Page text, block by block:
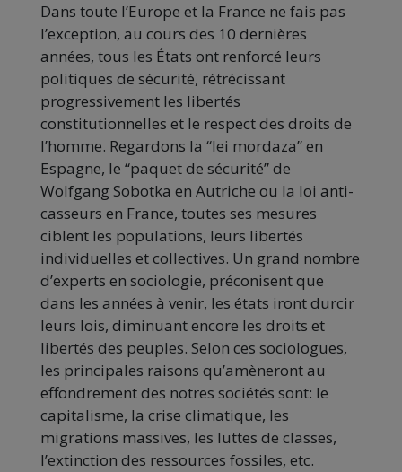
Dans toute l’Europe et la France ne fais pas
l’exception, au cours des 10 dernières
années, tous les États ont renforcé leurs
politiques de sécurité, rétrécissant
progressivement les libertés
constitutionnelles et le respect des droits de
l’homme. Regardons la “lei mordaza” en
Espagne, le “paquet de sécurité” de
WolfgangSobotka en Autriche ou la loi anti-
casseurs en France, toutes ses mesures
ciblent les populations, leurs libertés
individuelles et collectives. Un grand nombre
d’experts en sociologie, préconisent que
dans les années à venir, les états iront durcir
leurs lois, diminuant encore les droits et
libertés des peuples. Selon ces sociologues,
les principales raisons qu’amèneront au
effondrement des notres sociétés sont: le
capitalisme, la crise climatique, les
migrations massives, les luttes de classes,
l’extinction des ressources fossiles, etc.